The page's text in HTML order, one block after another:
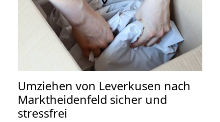
Umziehen von Leverkusen nach
Marktheidenfeld sicher und
stressfrei